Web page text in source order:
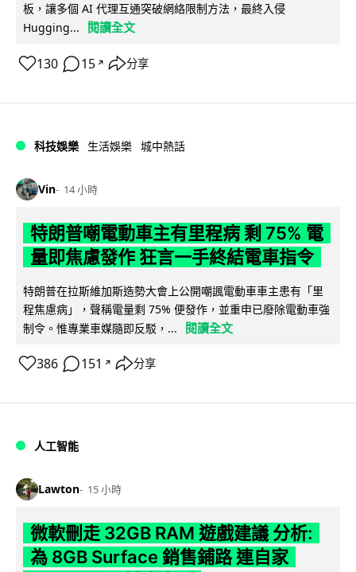
板，讓多個 AI 代理互通突破網絡限制方法，最終入侵
Hugging...
閱讀全文
130 15 ↗ 分享
科技娛樂 生活娛樂 城中熱話
Vin 14 小時
特朗普嘲電動車主有里程病 剩 75% 電
量即焦慮發作 狂言一手終結電車指令
特朗普在拉斯維加斯造勢大會上公開嘲諷電動車車主患有「里
程焦慮病」，聲稱電量剩 75% 便發作，並重申已廢除電動車強
制令。惟專業車媒隨即反駁，...
閱讀全文
386 151 ↗ 分享
人工智能
Lawton 15 小時
微軟刪走 32GB RAM 遊戲建議 分析:
為 8GB Surface 銷售鋪路 連自家